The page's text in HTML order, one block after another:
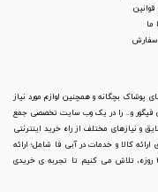
ما
سفارش
پوشاک بچگانه و همچنین لوازم مورد نیاز
فیگور و... را در یک وب سایت تخصصی جمع
و نیازهای مختلف از راه خرید اینترنتی
کالا و خدمات در آبی فا شامل؛ ارائه
کالاهای اصل و باکیفیت، تضمین اصالت کالا و ضمانت بازگشت 3 روزه، تلاش می کنیم تا تجربه ی خریدی